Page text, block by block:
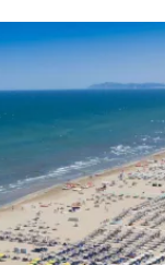
com o
eletrónico